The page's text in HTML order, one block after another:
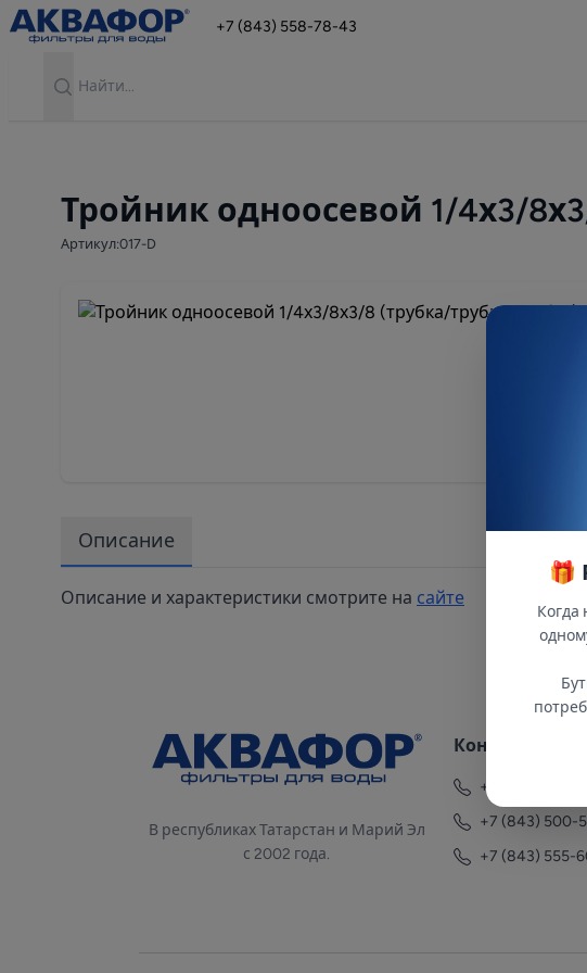
+7 (843) 558-78-43
Тройник одноосевой 1/4х3/
Артикул:017-D
Описание
Описание и характеристики смотрите на сайте
В республиках Татарстан и Марий Эл
с 2002 года.
Контакты
+7 (843) 558-
+7 (843) 500-
+7 (843) 555-
🎁
Когда